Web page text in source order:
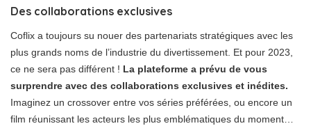
Des collaborations exclusives
Coflix a toujours su nouer des partenariats stratégiques avec les
plus grands noms de l’industrie du divertissement. Et pour 2023,
ce ne sera pas différent ! La plateforme a prévu de vous
surprendre avec des collaborations exclusives et inédites.
Imaginez un crossover entre vos séries préférées, ou encore un
film réunissant les acteurs les plus emblématiques du moment…